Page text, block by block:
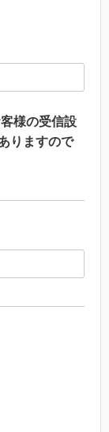
様の受信設
りますので